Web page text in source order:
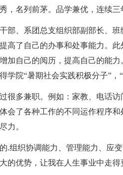
名列前茅。品学兼优，连续三
、系团总支组织部副部长、班
高了自己的办事和处事能力。
加自己的阅历，提高自己的能
学院“暑期社会实践积极分子”，
多兼职。例如：家教、电话访
会了各种工作的不同运作程序
力。
织协调能力、管理能力、应变
的优势，让我在人生事业中走